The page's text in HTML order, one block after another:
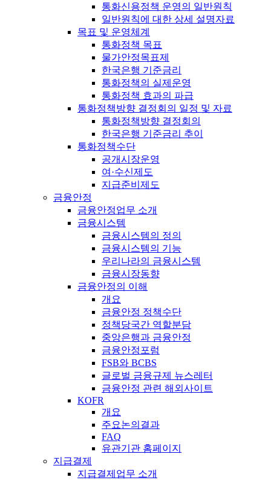
통화신용정책 운영의 일반원칙
일반원칙에 대한 상세 설명자료
목표 및 운영체계
통화정책 목표
물가안정목표제
한국은행 기준금리
통화정책의 실제운영
통화정책 효과의 파급
통화정책방향 결정회의 일정 및 자료
통화정책방향 결정회의
한국은행 기준금리 추이
통화정책수단
공개시장운영
여·수신제도
지급준비제도
금융안정
금융안정업무 소개
금융시스템
금융시스템의 정의
금융시스템의 기능
우리나라의 금융시스템
금융시장동향
금융안정의 이해
개요
금융안정 정책수단
정책당국간 역할분담
중앙은행과 금융안정
금융안정포럼
FSB와 BCBS
글로벌 금융규제 뉴스레터
금융안정 관련 해외사이트
KOFR
개요
주요논의결과
FAQ
유관기관 홈페이지
지급결제
지급결제업무 소개